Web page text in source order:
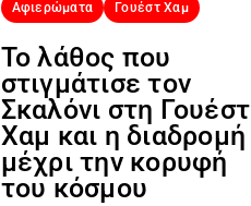
Αφιερώματα Γουέστ Χαμ
Το λάθος που
στιγμάτισε τον
Σκαλόνι στη Γουέστ
Χαμ και η διαδρομή
μέχρι την κορυφή
του κόσμου